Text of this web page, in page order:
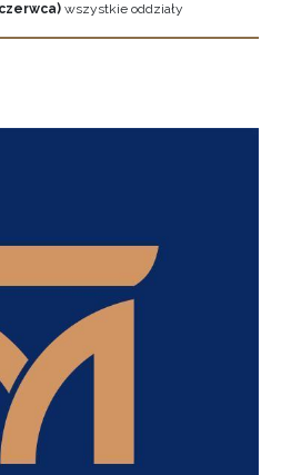
wszystkie oddziały